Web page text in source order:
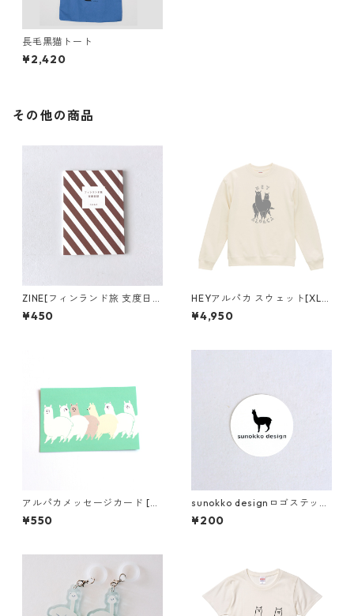
長毛黒猫トート
¥2,420
その他の商品
ZINE[フィンランド旅 支度日
記]
¥450
HEYアルパカ スウェット[XL対
応]
¥4,950
アルパカメッセージカード [み
っちりアルパカ]
¥550
sunokko designロゴステッカ
ー
¥200